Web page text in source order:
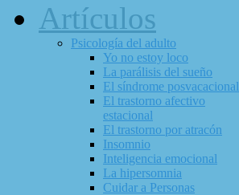
Artículos
Psicología del adulto
Yo no estoy loco
La parálisis del sueño
El síndrome posvacacional
El trastorno afectivo
estacional
El trastorno por atracón
Insomnio
Inteligencia emocional
La hipersomnia
Cuidar a Personas